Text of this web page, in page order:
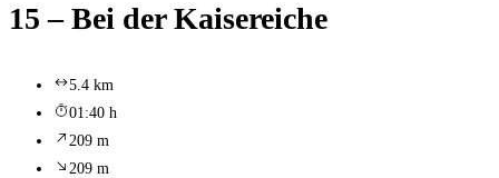
15 – Bei der Kaisereiche
5.4 km
01:40 h
209 m
209 m